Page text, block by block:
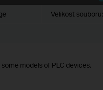
Velikost souboru:
models of PLC devices.